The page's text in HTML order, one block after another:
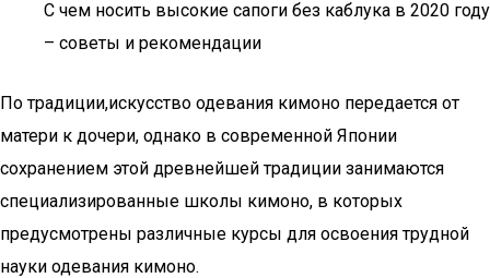
С чем носить высокие сапоги без каблука в 2020 году
– советы и рекомендации
По традиции,искусство одевания кимоно передается от
матери к дочери, однако в современной Японии
сохранением этой древнейшей традиции занимаются
специализированные школы кимоно, в которых
предусмотрены различные курсы для освоения трудной
науки одевания кимоно.